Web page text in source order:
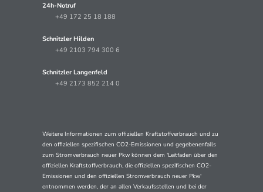
24h-Notruf
+49 172 25 18 188
Schnitzler Hilden
+49 2103 794 300 6
Schnitzler Langenfeld
+49 2173 852 214 0
Weitere Informationen zum offiziellen Kraftstoffverbrauch und zu
den offiziellen spezifischen CO2-Emissionen und gegebenenfalls
zum Stromverbrauch neuer Pkw können dem 'Leitfaden über den
offiziellen Kraftstoffverbrauch, die offiziellen spezifischen CO2-
Emissionen und den offiziellen Stromverbrauch neuer Pkw'
entnommen werden, der an allen Verkaufsstellen und bei der